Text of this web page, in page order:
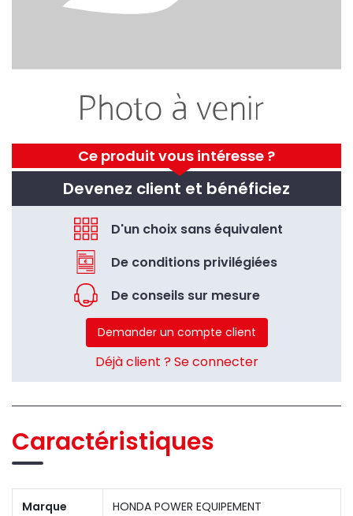
Ce produit vous intéresse ?
Devenez client et bénéficiez
D'un choix sans équivalent
De conditions privilégiées
De conseils sur mesure
Demander un compte client
Déjà client ? Se connecter
Caractéristiques
Marque HONDA POWER EQUIPEMENT